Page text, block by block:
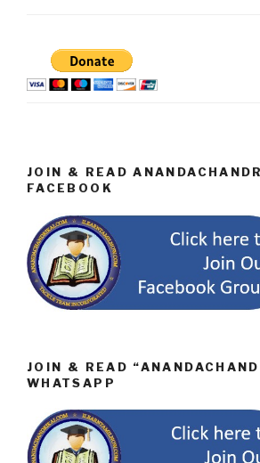
JOIN & READ
FACEBOOK
JOIN & READ
WHATSAPP